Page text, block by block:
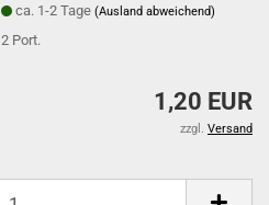
ca. 1-2 Tage(Ausland abweichend)
2 Port.
1,20 EUR
zzgl. Versand